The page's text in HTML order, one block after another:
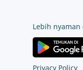
Lebih
Privacy Policy